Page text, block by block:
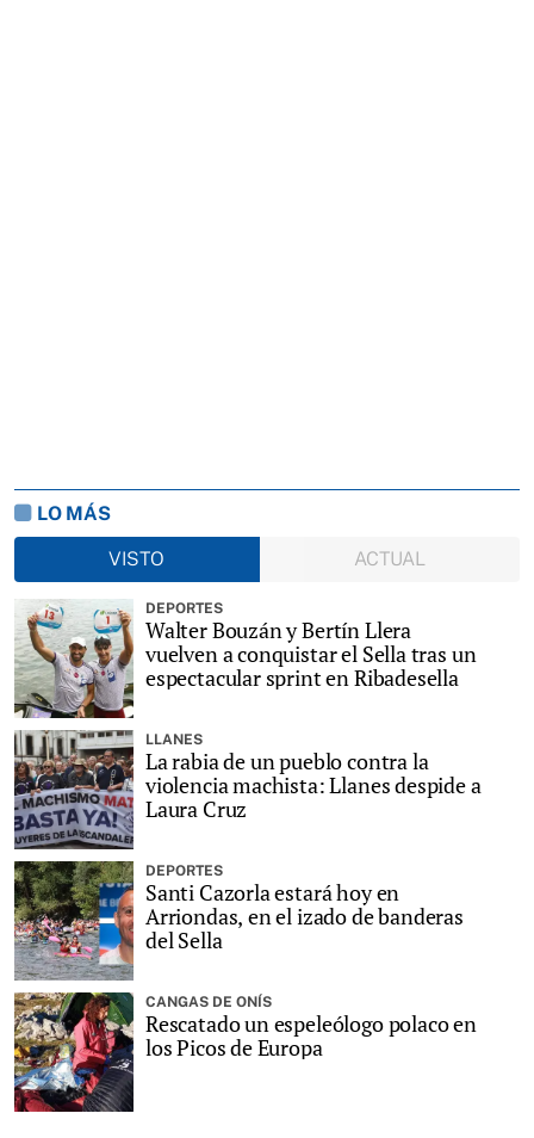
LO MÁS
VISTO
ACTUAL
DEPORTES
Walter Bouzán y Bertín Llera
vuelven a conquistar el Sella tras un
espectacular sprint en Ribadesella
LLANES
La rabia de un pueblo contra la
violencia machista: Llanes despide a
Laura Cruz
DEPORTES
Santi Cazorla estará hoy en
Arriondas, en el izado de banderas
del Sella
CANGAS DE ONÍS
Rescatado un espeleólogo polaco en
los Picos de Europa